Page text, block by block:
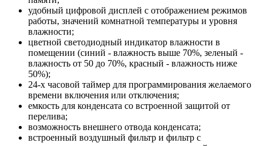
удобный цифровой дисплей с отображением режимов
работы, значений комнатной температуры и уровня
влажности;
цветной светодиодный индикатор влажности в
помещении (синий - влажность выше 70%, зеленый -
влажность от 50 до 70%, красный - влажность ниже
50%);
24-х часовой таймер для программирования желаемого
времени включения или отключения;
емкость для конденсата со встроенной защитой от
перелива;
возможность внешнего отвода конденсата;
встроенный воздушный фильтр и фильтр с